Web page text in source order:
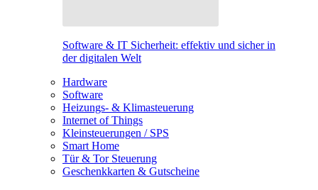
Software & IT Sicherheit: effektiv und sicher in
der digitalen Welt
Hardware
Software
Heizungs- & Klimasteuerung
Internet of Things
Kleinsteuerungen / SPS
Smart Home
Tür & Tor Steuerung
Geschenkkarten & Gutscheine